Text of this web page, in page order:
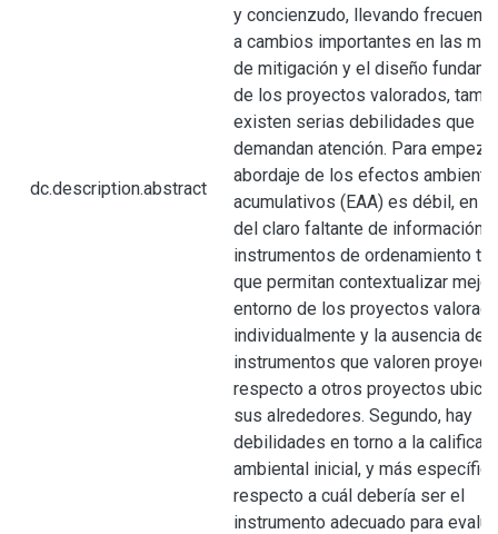
dc.description.abstract
y concienzudo, llevando
a cambios importantes en las
de mitigación y el diseño
de los proyectos valorados,
existen serias debilidades que
demandan atención. Para
abordaje de los efectos
acumulativos (EAA) es débil, en
del claro faltante de información e
instrumentos de ordenamiento
que permitan contextualizar
entorno de los proyectos
individualmente y la ausencia de
instrumentos que valoren
respecto a otros proyectos
sus alrededores. Segundo, hay
debilidades en torno a la
ambiental inicial, y más
respecto a cuál debería ser el
instrumento adecuado para